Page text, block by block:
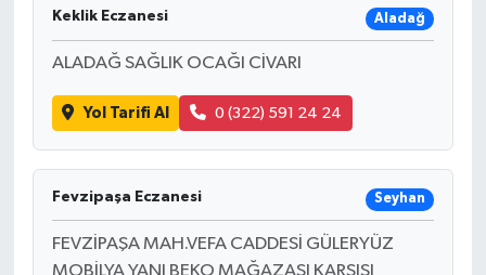
Keklik Eczanesi Aladağ
ALADAĞ SAĞLIK OCAĞI CİVARI
Yol Tarifi Al 0 (322) 591 24 24
Fevzipaşa Eczanesi Seyhan
FEVZİPAŞA MAH.VEFA CADDESİ GÜLERYÜZ
MOBİLYA YANI BEKO MAĞAZASI KARŞISI